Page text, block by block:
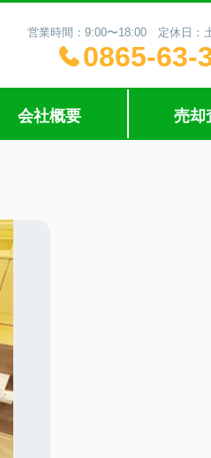
営業時間：9:00〜18:00 定休日：
0865-63-
会社概要 売却